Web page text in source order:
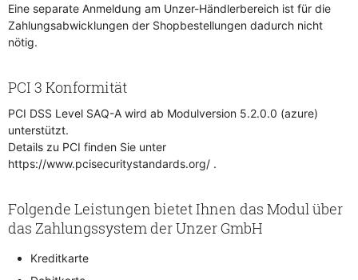
Eine separate Anmeldung am Unzer-Händlerbereich ist für die
Zahlungsabwicklungen der Shopbestellungen dadurch nicht
nötig.
PCI 3 Konformität
PCI DSS Level SAQ-A wird ab Modulversion 5.2.0.0 (azure)
unterstützt.
Details zu PCI finden Sie unter
https://www.pcisecuritystandards.org/ .
Folgende Leistungen bietet Ihnen das Modul über
das Zahlungssystem der Unzer GmbH
Kreditkarte